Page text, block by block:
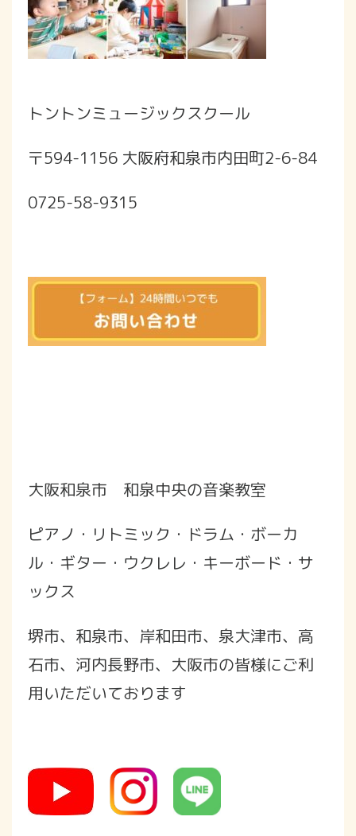
トントンミュージックスクール
〒594-1156 大阪府和泉市内田町2-6-84
0725-58-9315
大阪和泉市 和泉中央の音楽教室
ピアノ・リトミック・ドラム・ボーカ
ル・ギター・ウクレレ・キーボード・サ
ックス
堺市、和泉市、岸和田市、泉大津市、高
石市、河内長野市、大阪市の皆様にご利
用いただいております